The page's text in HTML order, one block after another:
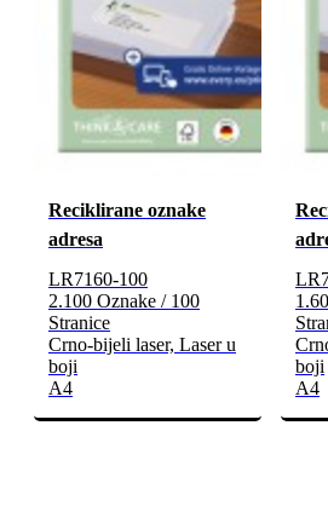
Reciklirane oznake
adresa
LR7160-100
2.100 Oznake / 100
Stranice
Crno-bijeli laser, Laser u
boji
A4
boji
A4